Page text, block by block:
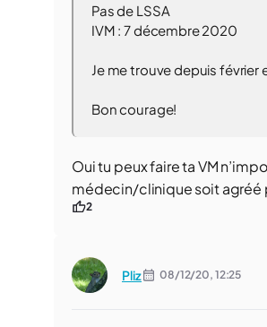
Pas de LSSA
IVM : 7 décembre 2020
Je me trouve depuis février
Bon courage!
Oui tu peux faire ta VM
médecin/clinique soit agréé
2
Pliz 08/12/20, 12:25